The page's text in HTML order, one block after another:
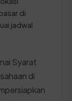
di
jadwal
Syarat
di